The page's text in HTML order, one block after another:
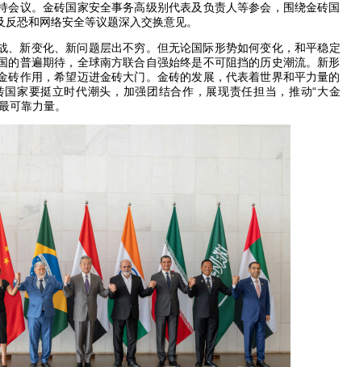
议。金砖国家安全事务高级别代表及负责人等参会，围绕金砖国
恐和网络安全等议题深入交换意见。
、新变化、新问题层出不穷。但无论国际形势如何变化，和平稳定
的普遍期待，全球南方联合自强始终是不可阻挡的历史潮流。新形
砖作用，希望迈进金砖大门。金砖的发展，代表着世界和平力量的
家要挺立时代潮头，加强团结合作，展现责任担当，推动“大金
可靠力量。